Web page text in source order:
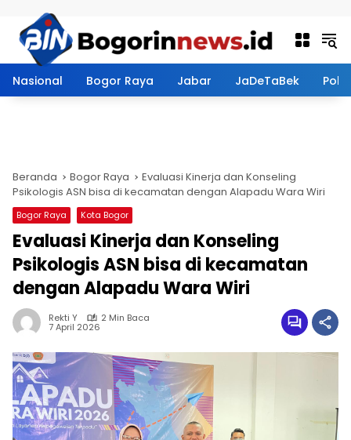
Nasional Bogor Raya Jabar JaDeTaBek
Beranda Bogor Raya
Evaluasi Kinerja dan Konseling
Psikologis ASN bisa di kecamatan dengan Alapadu Wara Wiri
Bogor Raya Kota Bogor
Evaluasi Kinerja dan Konseling
Psikologis ASN bisa di kecamatan
dengan Alapadu Wara Wiri
Rekti Y 2 Min Baca
7 April 2026